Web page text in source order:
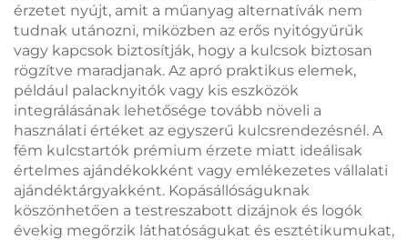
érzetet nyújt, amit a műanyag alternatívák nem
tudnak utánozni, miközben az erős nyitógyűrűk
vagy kapcsok biztosítják, hogy a kulcsok biztosan
rögzítve maradjanak. Az apró praktikus elemek,
például palacknyitók vagy kis eszközök
integrálásának lehetősége tovább növeli a
használati értéket az egyszerű kulcsrendezésnél. A
fém kulcstartók prémium érzete miatt ideálisak
értelmes ajándékokként vagy emlékezetes vállalati
ajándéktárgyakként. Kopásállóságuknak
köszönhetően a testreszabott dizájnok és logók
évekig megőrzik láthatóságukat és esztétikumukat,